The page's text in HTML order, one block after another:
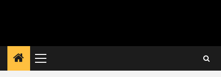
Primary
Menu